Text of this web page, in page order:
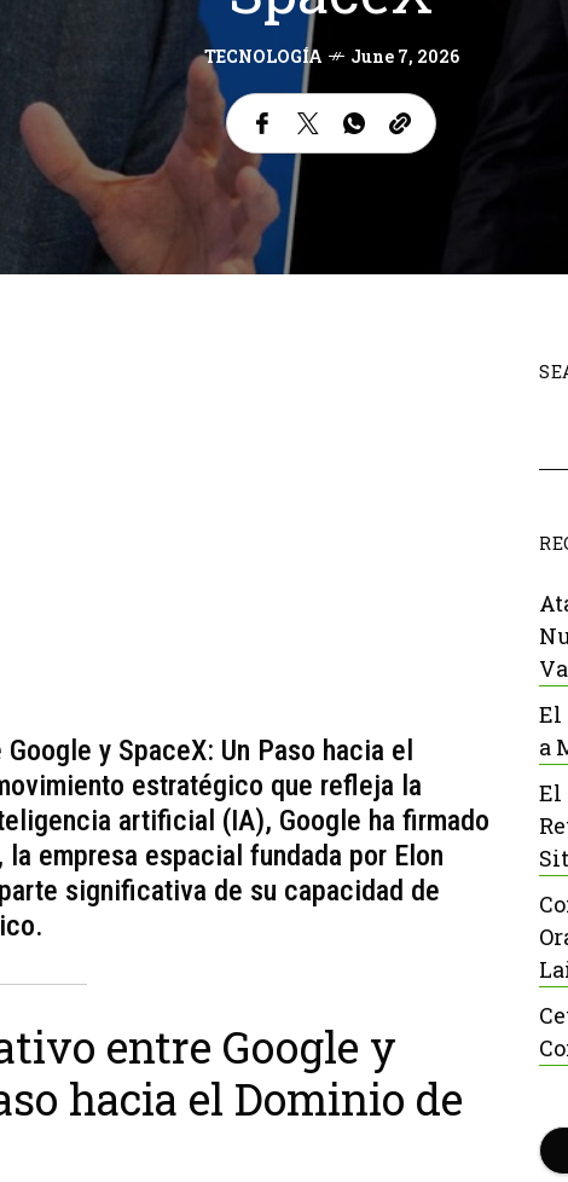
TECNOLOGÍA June 7, 2026
y SpaceX: Un Paso hacia el
estratégico que refleja la
artificial (IA), Google ha firmado
la empresa espacial fundada por Elon
significativa de su capacidad de
entre Google y
hacia el Dominio de
El
a
El